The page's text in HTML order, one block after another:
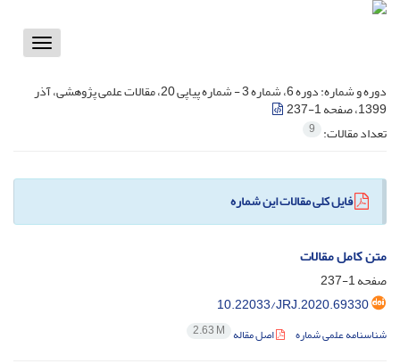
Toggle
دوره و شماره:
دوره 6، شماره 3 - شماره پیاپی 20، مقالات علمی پژوهشی، آذر
1399، صفحه 1-237
تعداد مقالات: 9
فایل کلی مقالات این شماره
متن کامل مقالات
صفحه1-237
10.22033/JRJ.2020.69330
شناسنامه علمی شماره اصل مقاله 2.63 M